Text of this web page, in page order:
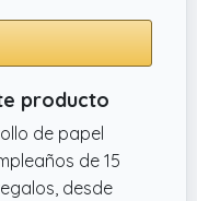
producto
de papel
de 15
desde